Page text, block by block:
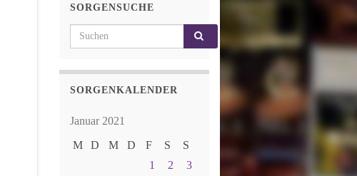
SORGENSUCHE
Search for:
SORGENKALENDER
Januar 2021
M
D M D F S
S
1
2
3